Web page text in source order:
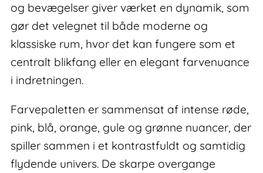
og bevægelser giver værket en dynamik, som
gør det velegnet til både moderne og
klassiske rum, hvor det kan fungere som et
centralt blikfang eller en elegant farvenuance
i indretningen.
Farvepaletten er sammensat af intense røde,
pink, blå, orange, gule og grønne nuancer, der
spiller sammen i et kontrastfuldt og samtidig
flydende univers. De skarpe overgange